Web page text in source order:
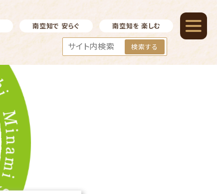
南空知で 安らぐ 南空知を 楽しむ
検索する